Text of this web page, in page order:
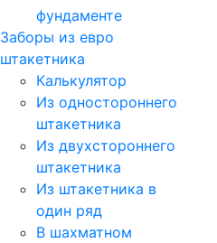
фундаменте
Заборы из евро
штакетника
Калькулятор
Из одностороннего
штакетника
Из двухстороннего
штакетника
Из штакетника в
один ряд
В шахматном